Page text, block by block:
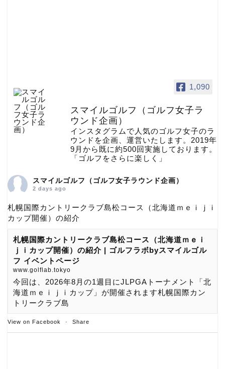
1,090
スマイルゴルフ（ゴルフ女子ラ
ウンド企画）
インスタグラムで人気のゴルフ女子のラ
ウンドを企画、運営いたします。2019年
9月から既に約500回実施しております。
「ゴルフをさらに楽しく」
スマイルゴルフ（ゴルフ女子ラウンド企画）
2 days ago
札幌国際カントリークラブ島松コース（北海道ｍｅｉｊｉ
カップ開催）の紹介
札幌国際カントリークラブ島松コース（北海道ｍｅｉ
ｊｉカップ開催）の紹介 | ゴルフラボbyスマイルゴル
フ イベントページ
www.golflab.tokyo
今回は、2026年8月の1週目にJLPGAトーナメント「北
海道ｍｅｉｊｉカップ」が開催されます札幌国際カン
トリークラブ島
View on Facebook · Share